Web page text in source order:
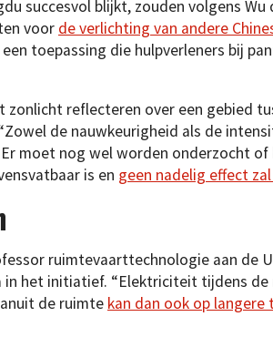
succesvol blijkt, zouden volgens
voor de verlichting van andere
toepassing die hulpverleners bij
zonlicht reflecteren over een gebied
de nauwkeurigheid als de
moet nog wel worden onderzocht
is en geen nadelig effect
ruimtevaarttechnologie aan de
in het initiatief. “Elektriciteit tijdens de
de ruimte kan dan ook op